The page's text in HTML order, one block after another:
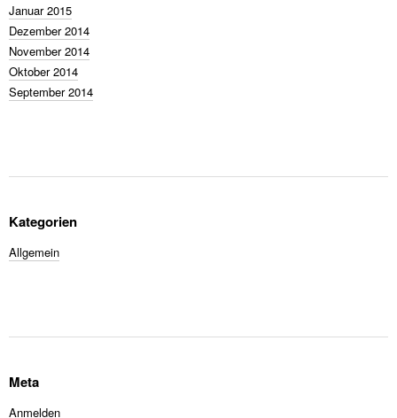
Januar 2015
Dezember 2014
November 2014
Oktober 2014
September 2014
Kategorien
Allgemein
Meta
Anmelden